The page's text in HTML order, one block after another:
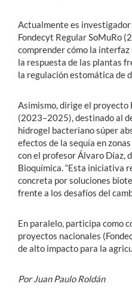
Actualmente es
Fondecyt Regular SoMuRo
comprender cómo la
la respuesta de las plantas
la regulación estomática de
Asimismo, dirige el proyecto
(2023–2025), destinado al
hidrogel bacteriano súper
efectos de la sequía en
con el profesor Álvaro Díaz,
Bioquímica. “Esta iniciativa
concreta por soluciones
frente a los desafíos del
En paralelo, participa como
proyectos nacionales
de alto impacto para la
Por Juan Paulo Roldán